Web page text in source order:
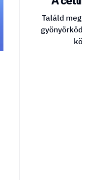
Találd meg